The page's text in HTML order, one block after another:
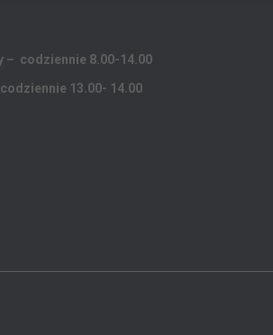
– codziennie 8.00-14.00
13.00- 14.00